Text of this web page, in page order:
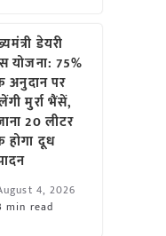
डेयरी
योजना: 75%
अनुदान पर
मुर्रा भैंसें,
20 लीटर
होगा दूध
4, 2026
min read